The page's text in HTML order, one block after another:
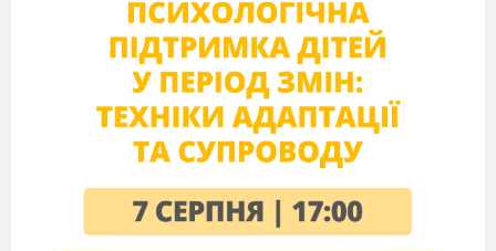
робіт, проектів.
Сценарії позакласних заходів, фотографії і компакт-
диски проведених заходів.
Проведення наукових досліджень і розгорнутий
план дослідження в рамках творчої групи.
Розробка авторських програм (участь, програма).
Програми гуртків і факультативів.
технологій в навчанні дітей з проблемами розвитку.
Розробка авторських програм.